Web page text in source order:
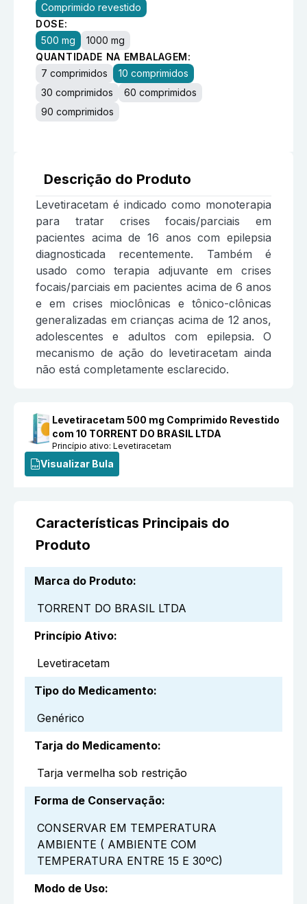
Comprimido revestido
DOSE:
500 mg
1000 mg
QUANTIDADE NA EMBALAGEM:
7 comprimidos
10 comprimidos
30 comprimidos
60 comprimidos
90 comprimidos
Descrição do Produto
Levetiracetam é indicado como monoterapia
para tratar crises focais/parciais em
pacientes acima de 16 anos com epilepsia
diagnosticada recentemente. Também é
usado como terapia adjuvante em crises
focais/parciais em pacientes acima de 6 anos
e em crises mioclônicas e tônico-clônicas
generalizadas em crianças acima de 12 anos,
adolescentes e adultos com epilepsia. O
mecanismo de ação do levetiracetam ainda
não está completamente esclarecido.
Levetiracetam 500 mg Comprimido Revestido
com 10 TORRENT DO BRASIL LTDA
Princípio ativo:Levetiracetam
Visualizar Bula
Características Principais do
Produto
Marca do Produto:
TORRENT DO BRASIL LTDA
Princípio Ativo:
Levetiracetam
Tipo do Medicamento:
Genérico
Tarja do Medicamento:
Tarja vermelha sob restrição
Forma de Conservação:
CONSERVAR EM TEMPERATURA
AMBIENTE ( AMBIENTE COM
TEMPERATURA ENTRE 15 E 30ºC)
Modo de Uso: